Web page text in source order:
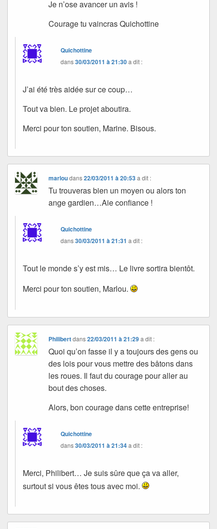
Je n’ose avancer un avis !
Courage tu vaincras Quichottine
Quichottine
dans30/03/2011 à 21:30a dit :
J’ai été très aidée sur ce coup…
Tout va bien. Le projet aboutira.
Merci pour ton soutien, Marine. Bisous.
marloudans22/03/2011 à 20:53 a dit :
Tu trouveras bien un moyen ou alors ton
ange gardien…Aie confiance !
Quichottine
dans30/03/2011 à 21:31 a dit :
Tout le monde s’y est mis… Le livre sortira bientôt.
Merci pour ton soutien, Marlou.
Philibertdans22/03/2011 à 21:29 a dit :
Quoi qu’on fasse il y a toujours des gens ou
des lois pour vous mettre des bâtons dans
les roues. Il faut du courage pour aller au
bout des choses.
Alors, bon courage dans cette entreprise!
Quichottine
dans30/03/2011 à 21:34a dit :
Merci, Philibert… Je suis sûre que ça va aller,
surtout si vous êtes tous avec moi.